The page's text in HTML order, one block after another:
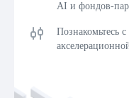
AI и фондов-
Познакомьтесь